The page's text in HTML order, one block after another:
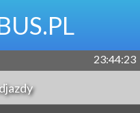
23:44:23